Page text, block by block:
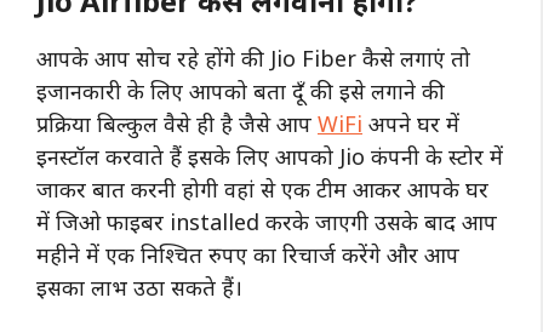
आपके आप सोच रहे होंगे की Jio Fiber कैसे लगाएं तो
इजानकारी के लिए आपको बता दूँ की इसे लगाने की
प्रक्रिया बिल्कुल वैसे ही है जैसे आप WiFi अपने घर में
इनस्टॉल करवाते हैं इसके लिए आपको Jio कंपनी के स्टोर में
जाकर बात करनी होगी वहां से एक टीम आकर आपके घर
में जिओ फाइबर installed करके जाएगी उसके बाद आप
महीने में एक निश्चित रुपए का रिचार्ज करेंगे और आप
इसका लाभ उठा सकते हैं।